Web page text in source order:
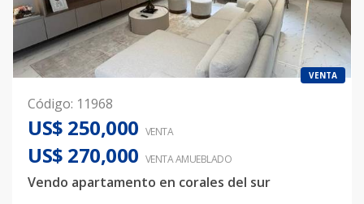
VENTA
Código: 11968
US$ 250,000 VENTA
US$ 270,000 VENTA AMUEBLADO
Vendo apartamento en corales del sur